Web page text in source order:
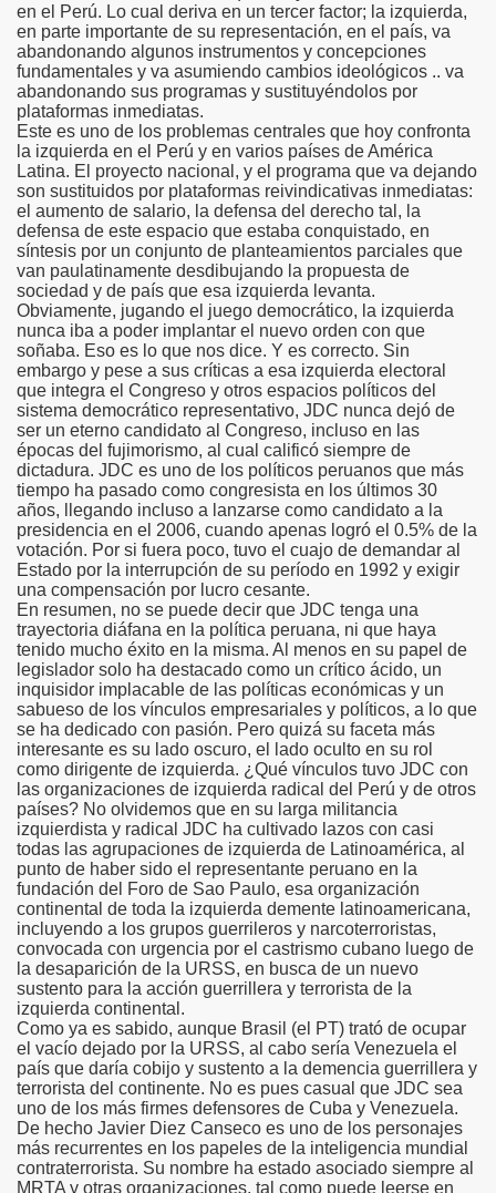
en el Perú. Lo cual deriva en un tercer factor; la izquierda,
en parte importante de su representación, en el país, va
abandonando algunos instrumentos y concepciones
fundamentales y va asumiendo cambios ideológicos .. va
abandonando sus programas y sustituyéndolos por
plataformas inmediatas.
Este es uno de los problemas centrales que hoy confronta
la izquierda en el Perú y en varios países de América
Latina. El proyecto nacional, y el programa que va dejando
son sustituidos por plataformas reivindicativas inmediatas:
el aumento de salario, la defensa del derecho tal, la
defensa de este espacio que estaba conquistado, en
síntesis por un conjunto de planteamientos parciales que
van paulatinamente desdibujando la propuesta de
sociedad y de país que esa izquierda levanta.
Obviamente, jugando el juego democrático, la izquierda
nunca iba a poder implantar el nuevo orden con que
soñaba. Eso es lo que nos dice. Y es correcto. Sin
embargo y pese a sus críticas a esa izquierda electoral
que integra el Congreso y otros espacios políticos del
sistema democrático representativo, JDC nunca dejó de
ser un eterno candidato al Congreso, incluso en las
épocas del fujimorismo, al cual calificó siempre de
dictadura. JDC es uno de los políticos peruanos que más
tiempo ha pasado como congresista en los últimos 30
años, llegando incluso a lanzarse como candidato a la
presidencia en el 2006, cuando apenas logró el 0.5% de la
votación. Por si fuera poco, tuvo el cuajo de demandar al
Estado por la interrupción de su período en 1992 y exigir
una compensación por lucro cesante.
En resumen, no se puede decir que JDC tenga una
trayectoria diáfana en la política peruana, ni que haya
tenido mucho éxito en la misma. Al menos en su papel de
legislador solo ha destacado como un crítico ácido, un
inquisidor implacable de las políticas económicas y un
sabueso de los vínculos empresariales y políticos, a lo que
se ha dedicado con pasión. Pero quizá su faceta más
interesante es su lado oscuro, el lado oculto en su rol
como dirigente de izquierda. ¿Qué vínculos tuvo JDC con
las organizaciones de izquierda radical del Perú y de otros
países? No olvidemos que en su larga militancia
izquierdista y radical JDC ha cultivado lazos con casi
todas las agrupaciones de izquierda de Latinoamérica, al
punto de haber sido el representante peruano en la
fundación del Foro de Sao Paulo, esa organización
continental de toda la izquierda demente latinoamericana,
incluyendo a los grupos guerrileros y narcoterroristas,
convocada con urgencia por el castrismo cubano luego de
la desaparición de la URSS, en busca de un nuevo
sustento para la acción guerrillera y terrorista de la
izquierda continental.
Como ya es sabido, aunque Brasil (el PT) trató de ocupar
el vacío dejado por la URSS, al cabo sería Venezuela el
país que daría cobijo y sustento a la demencia guerrillera y
terrorista del continente. No es pues casual que JDC sea
uno de los más firmes defensores de Cuba y Venezuela.
De hecho Javier Diez Canseco es uno de los personajes
más recurrentes en los papeles de la inteligencia mundial
contraterrorista. Su nombre ha estado asociado siempre al
MRTA y otras organizaciones, tal como puede leerse en